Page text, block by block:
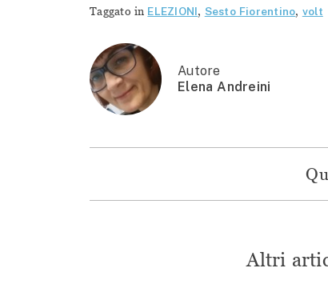
Taggato in ELEZIONI, Sesto Fiorentino, volt
Autore
Elena Andreini
Altri